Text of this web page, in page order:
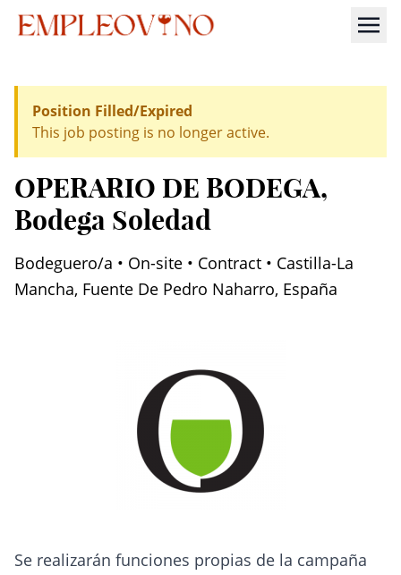
Position Filled/Expired
This job posting is no longer active.
OPERARIO DE BODEGA,
Bodega Soledad
Bodeguero/a • On-site • Contract • Castilla-La
Mancha, Fuente De Pedro Naharro, España
Se realizarán funciones propias de la campaña